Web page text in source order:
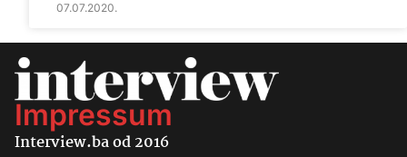
07.07.2020.
Impressum
Interview.ba od 2016